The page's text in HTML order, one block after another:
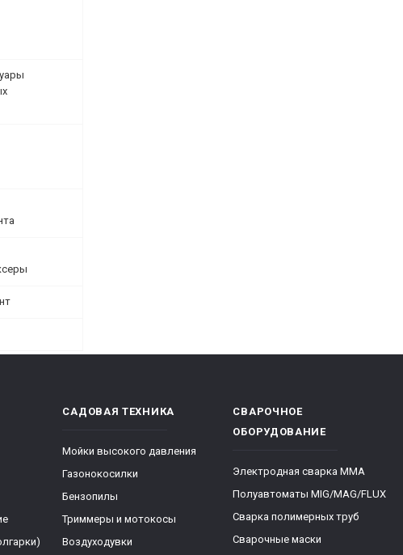
САДОВАЯ ТЕХНИКА
Мойки высокого давления
Газонокосилки
Бензопилы
Триммеры и мотокосы
Воздуходувки
СВАРОЧНОЕ
ОБОРУДОВАНИЕ
Электродная сварка ММА
Полуавтоматы MIG/MAG/FLUX
Сварка полимерных труб
Сварочные маски